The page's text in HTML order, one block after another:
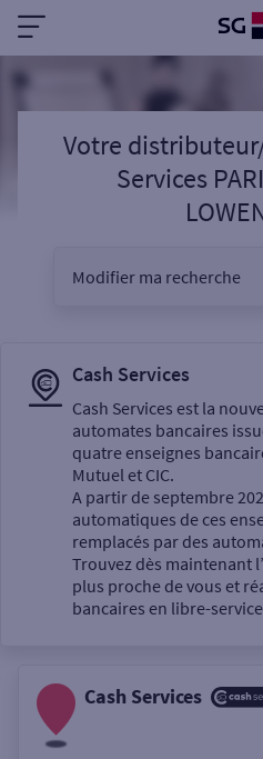
Votre
Services
Modifier ma recherche
Sélectionnez votre
Un service
Autour
Cash Services
Cash Services est la
automates bancaires
quatre enseignes
Mutuel et CIC.
A partir de septembre
automatiques de ces
remplacés par des
Trouvez dès maintenant
plus proche de vous et
bancaires en libre-
Cash Services